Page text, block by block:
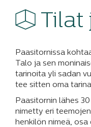
Paasitornissa
Talo ja sen
tarinoita yli sadan
tee sitten oma
Paasitornin lähes
nimetty eri
henkilön nimeä,